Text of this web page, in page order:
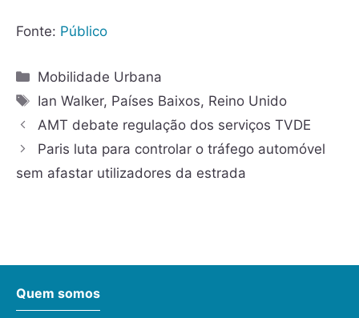
Fonte: Público
Mobilidade Urbana
Ian Walker, Países Baixos, Reino Unido
AMT debate regulação dos serviços TVDE
Paris luta para controlar o tráfego automóvel
sem afastar utilizadores da estrada
Quem somos